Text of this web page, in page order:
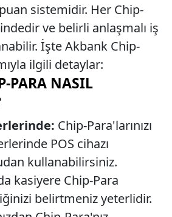
sistemidir. Her Chip-
ve belirli anlaşmalı iş
İşte Akbank Chip-
ilgili detaylar:
PARA NASIL
Chip-Para'larınızı
POS cihazı
kullanabilirsiniz.
kasiyere Chip-Para
belirtmeniz yeterlidir.